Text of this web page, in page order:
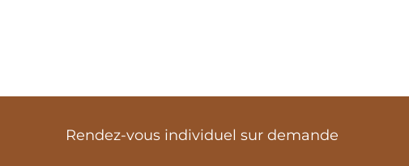
Rendez-vous individuel sur demande